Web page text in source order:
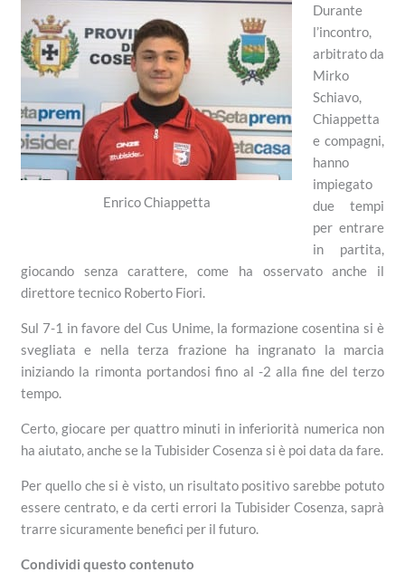
Enrico Chiappetta
Durante
l’incontro,
arbitrato da
Mirko
Schiavo,
Chiappetta
e compagni,
hanno
impiegato
due tempi
per entrare
in partita,
giocando senza carattere, come ha osservato anche il
direttore tecnico Roberto Fiori.
Sul 7-1 in favore del Cus Unime, la formazione cosentina si è
svegliata e nella terza frazione ha ingranato la marcia
iniziando la rimonta portandosi fino al -2 alla fine del terzo
tempo.
Certo, giocare per quattro minuti in inferiorità numerica non
ha aiutato, anche se la Tubisider Cosenza si è poi data da fare.
Per quello che si è visto, un risultato positivo sarebbe potuto
essere centrato, e da certi errori la Tubisider Cosenza, saprà
trarre sicuramente benefici per il futuro.
Condividi questo contenuto